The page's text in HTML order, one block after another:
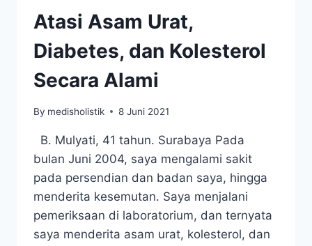
Atasi Asam Urat,
Diabetes, dan Kolesterol
Secara Alami
By medisholistik 8 Juni 2021
B. Mulyati, 41 tahun. Surabaya Pada
bulan Juni 2004, saya mengalami sakit
pada persendian dan badan saya, hingga
menderita kesemutan. Saya menjalani
pemeriksaan di laboratorium, dan ternyata
saya menderita asam urat, kolesterol, dan